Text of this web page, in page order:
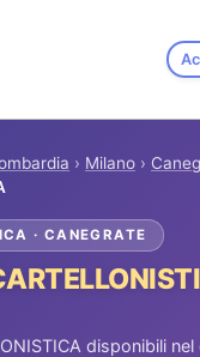
› Milano ›
· CANEGRATE
disponibili